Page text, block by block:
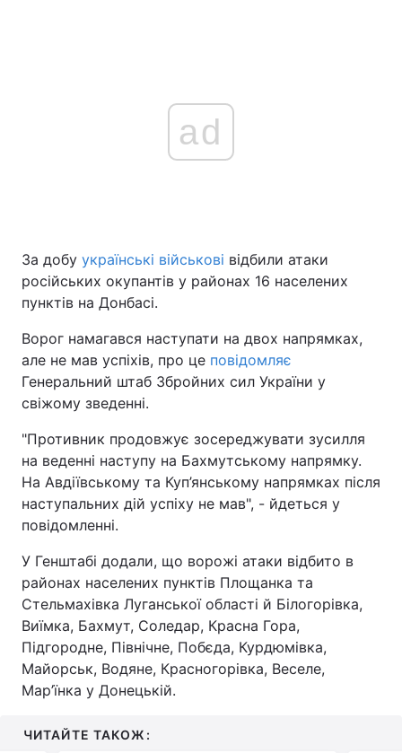
ad
За добу українські військові відбили атаки
російських окупантів у районах 16 населених
пунктів на Донбасі.
Ворог намагався наступати на двох напрямках,
але не мав успіхів, про це повідомляє
Генеральний штаб Збройних сил України у
свіжому зведенні.
"Противник продовжує зосереджувати зусилля
на веденні наступу на Бахмутському напрямку.
На Авдіївському та Куп’янському напрямках після
наступальних дій успіху не мав", - йдеться у
повідомленні.
У Генштабі додали, що ворожі атаки відбито в
районах населених пунктів Площанка та
Стельмахівка Луганської області й Білогорівка,
Виїмка, Бахмут, Соледар, Красна Гора,
Підгородне, Північне, Побєда, Курдюмівка,
Майорськ, Водяне, Красногорівка, Веселе,
Мар’їнка у Донецькій.
ЧИТАЙТЕ ТАКОЖ: